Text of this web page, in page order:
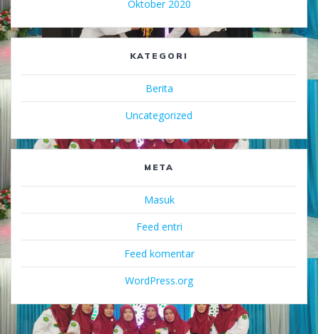
Oktober 2020
KATEGORI
Berita
Uncategorized
META
Masuk
Feed entri
Feed komentar
WordPress.org